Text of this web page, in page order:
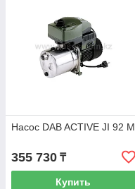
Насос DAB ACTIVE JI 92 M
355 730 ₸
Купить